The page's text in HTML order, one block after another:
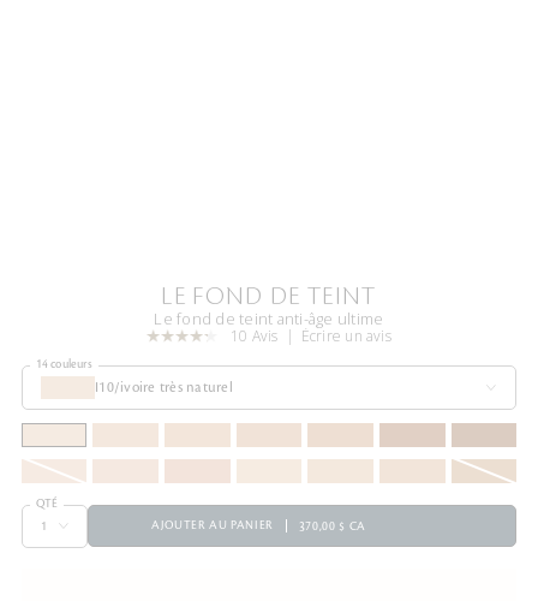
LE FOND DE TEINT
Le fond de teint anti-âge ultime
10 Avis Écrire un avis
14 couleurs
I10/ivoire très naturel
QTÉ
AJOUTER AU PANIER
370,00 $ CA